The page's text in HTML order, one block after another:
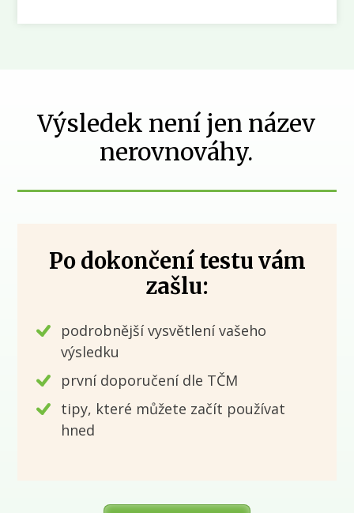
Výsledek není jen název
nerovnováhy.
Po dokončení testu vám
zašlu:
podrobnější vysvětlení vašeho
výsledku
první doporučení dle TČM
tipy, které můžete začít používat
hned